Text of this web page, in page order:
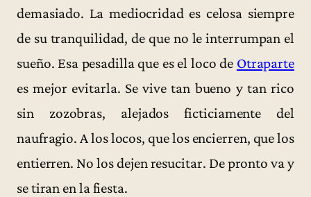
demasiado. La mediocridad es celosa siempre
de su tranquilidad, de que no le interrumpan el
sueño. Esa pesadilla que es el loco de Otraparte
es mejor evitarla. Se vive tan bueno y tan rico
sin zozobras, alejados ficticiamente del
naufragio. A los locos, que los encierren, que los
entierren. No los dejen resucitar. De pronto va y
se tiran en la fiesta.